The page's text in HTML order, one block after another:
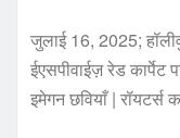
जुलाई 16, 2025;
ईएसपीवाईज़ रेड कार्पेट
इमेगन छवियाँ |